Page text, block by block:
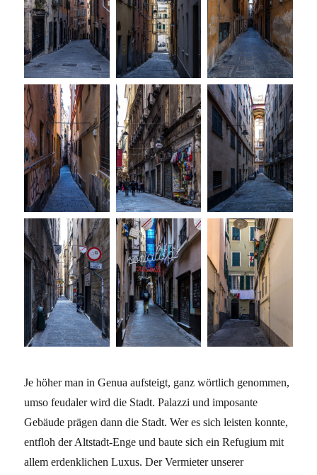
Je höher man in Genua aufsteigt, ganz wörtlich genommen,
umso feudaler wird die Stadt. Palazzi und imposante
Gebäude prägen dann die Stadt. Wer es sich leisten konnte,
entfloh der Altstadt-Enge und baute sich ein Refugium mit
allem erdenklichen Luxus. Der Vermieter unserer